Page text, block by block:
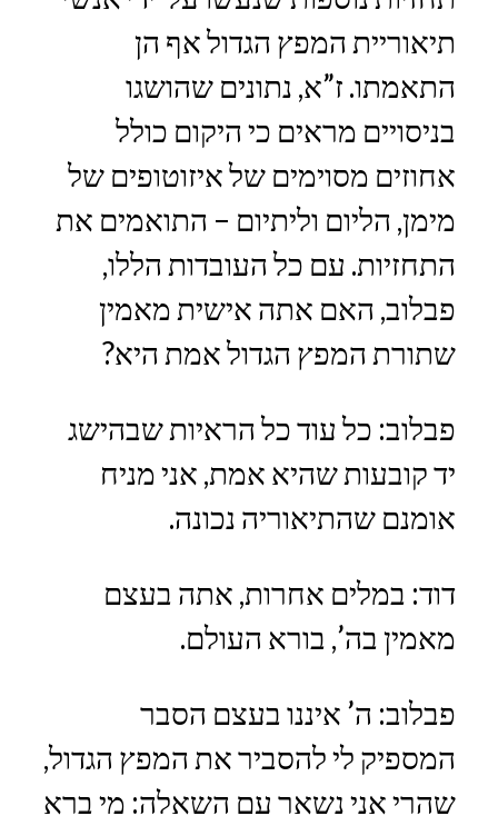
תיאוריית המפץ הגדול אף הן
התאמתו. ז”א, נתונים שהושגו
בניסויים מראים כי היקום כולל
אחוזים מסוימים של איזוטופים של
מימן, הליום וליתיום – התואמים את
התחזיות. עם כל העובדות הללו,
פבלוב, האם אתה אישית מאמין
שתורת המפץ הגדול אמת היא?
פבלוב: כל עוד כל הראיות שבהישג
יד קובעות שהיא אמת, אני מניח
אומנם שהתיאוריה נכונה.
דוד: במלים אחרות, אתה בעצם
מאמין בה’, בורא העולם.
פבלוב: ה’ איננו בעצם הסבר
המספיק לי להסביר את המפץ הגדול,
שהרי אני נשאר עם השאלה: מי ברא